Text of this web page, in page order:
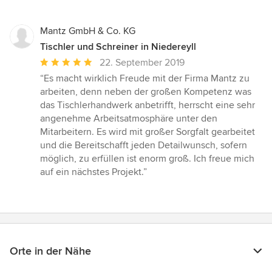
Mantz GmbH & Co. KG
Tischler und Schreiner in Niedereyll
Durchschnittliche
Bewertung:
5
von
5
Sternen
22. September 2019
“Es macht wirklich Freude mit der Firma Mantz zu
arbeiten, denn neben der großen Kompetenz was
das Tischlerhandwerk anbetrifft, herrscht eine sehr
angenehme Arbeitsatmosphäre unter den
Mitarbeitern. Es wird mit großer Sorgfalt gearbeitet
und die Bereitschafft jeden Detailwunsch, sofern
möglich, zu erfüllen ist enorm groß. Ich freue mich
auf ein nächstes Projekt.”
Orte in der Nähe